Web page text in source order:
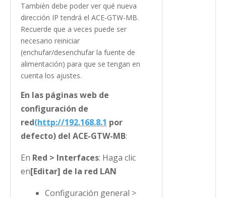
También debe poder ver qué nueva
dirección IP tendrá el ACE-GTW-MB.
Recuerde que a veces puede ser
necesario reiniciar
(enchufar/desenchufar la fuente de
alimentación) para que se tengan en
cuenta los ajustes.
En las páginas web de
configuración de
red(http://192.168.8.1 por
defecto) del ACE-GTW-MB:
En Red > Interfaces: Haga clic
en[Editar] de la red LAN
Configuración general >